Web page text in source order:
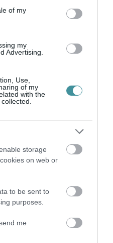
of my
my
Advertising.
Use,
of my
with the
storage
on web or
to be sent to
purposes.
me
EGER BELVÁROSÁNAK
BORÜNNEPE: AUGUSZT...
05|
GYEREKKEL
BE A PÉNZCSAPHOZ...
Mindenki ügye
HAZA 98.
05